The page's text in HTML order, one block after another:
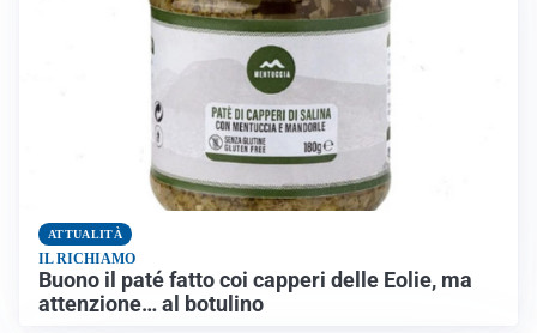
ATTUALITÀ
IL RICHIAMO
Buono il paté fatto coi capperi delle Eolie, ma
attenzione… al botulino